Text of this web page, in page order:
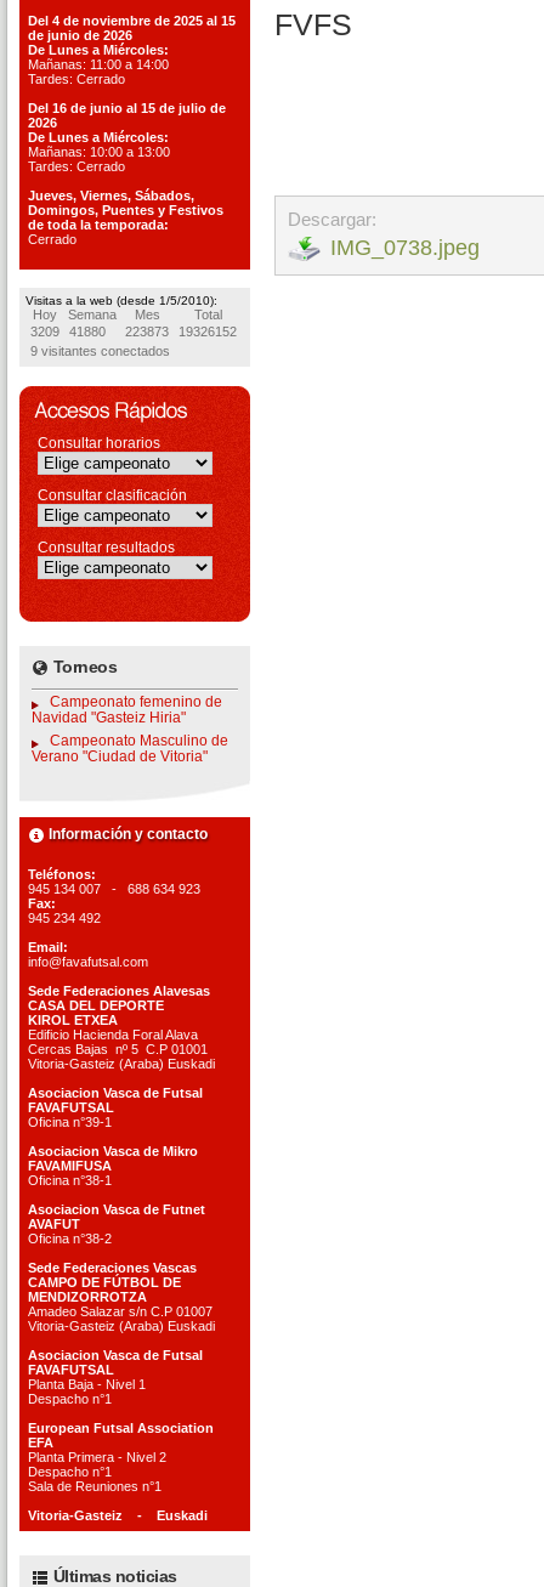
Del 4 de noviembre de 2025 al 15
de junio de 2026
De Lunes a Miércoles:
Mañanas: 11:00 a 14:00
Tardes: Cerrado
Del 16 de junio al 15 de julio de
2026
De Lunes a Miércoles:
Mañanas: 10:00 a 13:00
Tardes: Cerrado
Jueves, Viernes, Sábados,
Domingos, Puentes y Festivos
de toda la temporada:
Cerrado
Visitas a la web (desde 1/5/2010):
Hoy Semana Mes
Total
3209
41880 223873
19326152
9 visitantes conectados
Consultar horarios
Consultar clasificación
Consultar resultados
Torneos
Campeonato femenino de
Navidad "Gasteiz Hiria"
Campeonato Masculino de
Verano "Ciudad de Vitoria"
Información y contacto
Teléfonos:
945 134 007 - 688 634 923
Fax:
945 234 492
Email:
info@favafutsal.com
Sede Federaciones Alavesas
CASA DEL DEPORTE
KIROL ETXEA
Edificio Hacienda Foral Alava
Cercas Bajas nº 5 C.P 01001
Vitoria-Gasteiz (Araba) Euskadi
Asociacion Vasca de Futsal
FAVAFUTSAL
Oficina n°39-1
Asociacion Vasca de Mikro
FAVAMIFUSA
Oficina n°38-1
Asociacion Vasca de Futnet
AVAFUT
Oficina n°38-2
Sede Federaciones Vascas
CAMPO DE FÚTBOL DE
MENDIZORROTZA
Amadeo Salazar s/n C.P 01007
Vitoria-Gasteiz (Araba) Euskadi
Asociacion Vasca de Futsal
FAVAFUTSAL
Planta Baja - Nivel 1
Despacho n°1
European Futsal Association
EFA
Planta Primera - Nivel 2
Despacho n°1
Sala de Reuniones n°1
Vitoria-Gasteiz - Euskadi
Últimas noticias
FVFS
Descargar:
IMG_0738.jpeg